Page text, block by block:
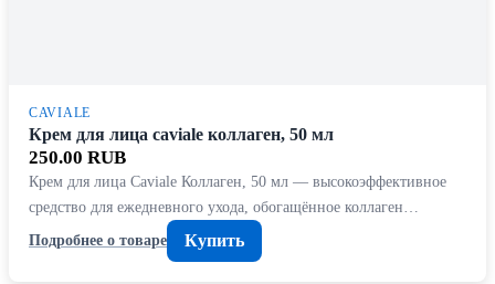
CAVIALE
Крем для лица caviale коллаген, 50 мл
250.00 RUB
Крем для лица Caviale Коллаген, 50 мл — высокоэффективное
средство для ежедневного ухода, обогащённое коллаген…
Подробнее о товаре
Купить